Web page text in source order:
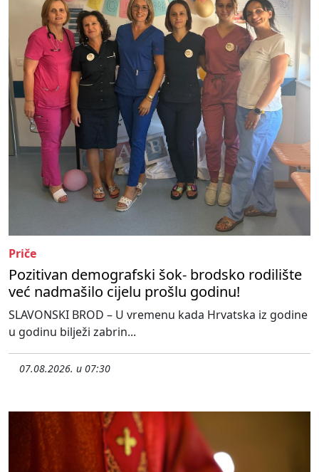
Priče
Pozitivan demografski šok- brodsko rodilište
već nadmašilo cijelu prošlu godinu!
SLAVONSKI BROD – U vremenu kada Hrvatska iz godine
u godinu bilježi zabrin...
07.08.2026. u 07:30